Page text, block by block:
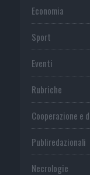
Economia
Sport
Eventi
Rubriche
Cooperazione e
Publiredazionali
Necrologie